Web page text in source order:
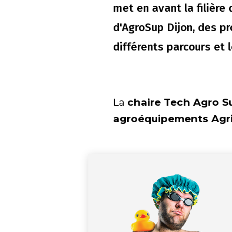
met en avant la filière
d'AgroSup Dijon, des
différents parcours et
La chaire Tech Agro
agroéquipements